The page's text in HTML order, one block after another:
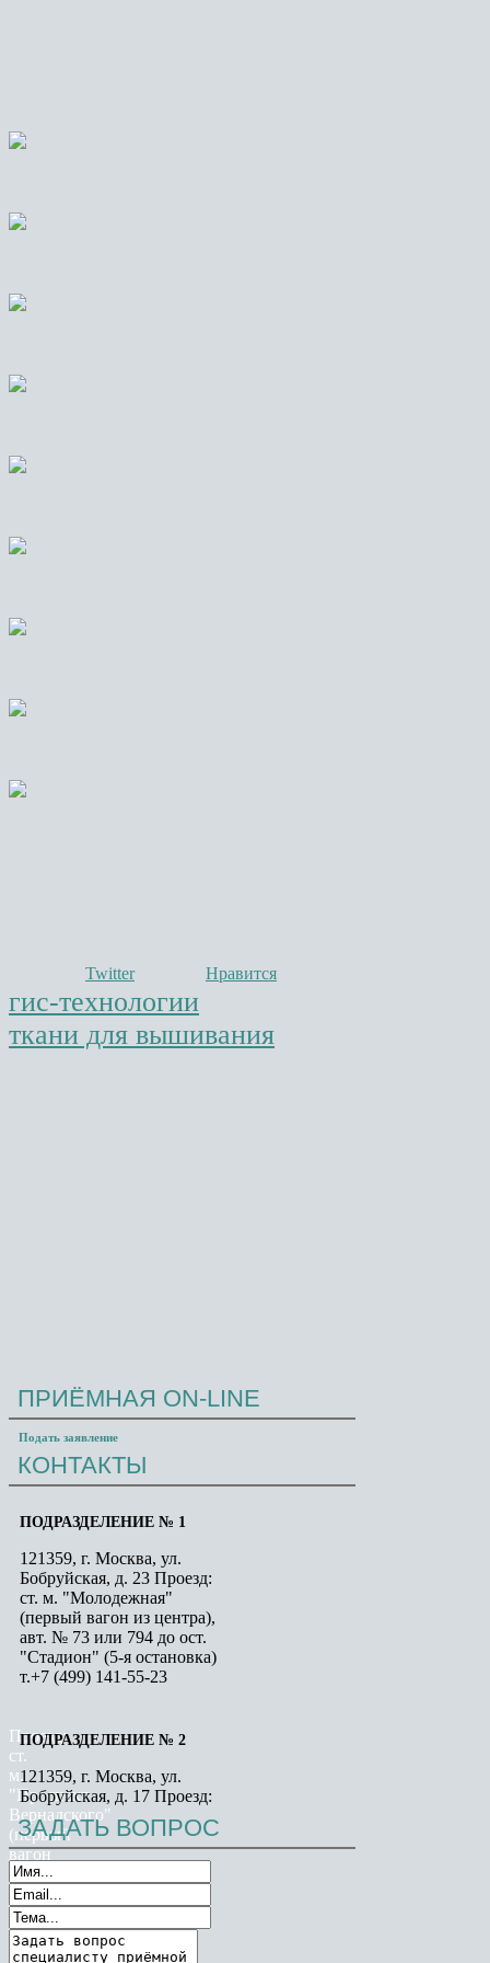
Twitter Нравится
гис-технологии
ткани для вышивания
Проезд:
вагон из центра), далее авт. № 715 до ост.
"Универсам"
Проезд:
ст.
м.
"Проспект
Вернадского"
(первый
вагон
из
центра),
далее
авт.
№
ПРИЁМНАЯ ON-LINE
Подать заявление
КОНТАКТЫ
ПОДРАЗДЕЛЕНИЕ № 1
121359, г. Москва, ул.
Бобруйская, д. 23 Проезд:
ст. м. "Молодежная"
(первый вагон из центра),
авт. № 73 или 794 до ост.
"Стадион" (5-я остановка)
т.+7 (499) 141-55-23
ПОДРАЗДЕЛЕНИЕ № 2
121359, г. Москва, ул.
Бобруйская, д. 17 Проезд:
ст. м. "Молодежная"
(первый вагон из центра),
авт. № 73 или 794 до ост.
"Стадион" (5-я остановка)
т.+7 (499) 141-55-23
ПОДРАЗДЕЛЕНИЕ № 3
ЗАДАТЬ ВОПРОС